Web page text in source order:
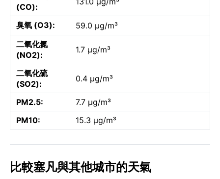
(CO):
臭氧 (O3):
59.0 µg/m³
二氧化氮
(NO2):
1.7 µg/m³
二氧化硫
(SO2):
0.4 µg/m³
PM2.5:
7.7 µg/m³
PM10:
15.3 µg/m³
比較塞凡與其他城市的天氣